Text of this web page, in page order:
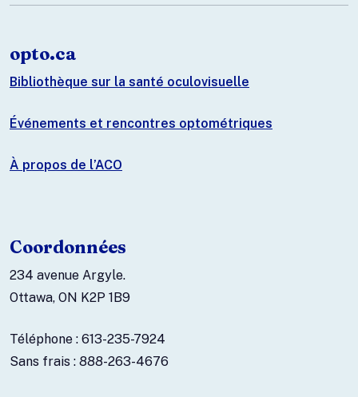
opto.ca
Bibliothèque sur la santé oculovisuelle
Événements et rencontres optométriques
À propos de l’ACO
Coordonnées
234 avenue Argyle.
Ottawa, ON K2P 1B9
Téléphone : 613-235-7924
Sans frais : 888-263-4676